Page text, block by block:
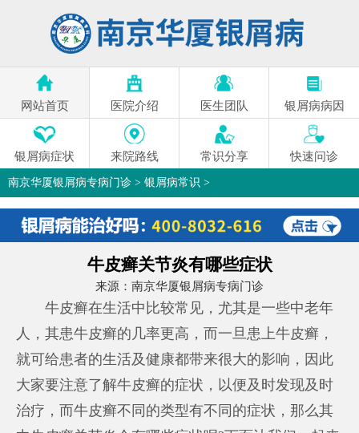
网站首页 医院介绍 医生团队 银屑病病因
银屑病症状 来院路线 常识分享 快速问诊
南京华厦银屑病专病门诊 > 银屑病常识 >
牛皮癣关节炎有哪些症状
来源： 南京华厦银屑病专病门诊
牛皮癣在生活中比较常见，尤其是一些中老年
人，其患牛皮癣的几率更高，而一旦患上牛皮癣，
就可给患者的生活及健康都带来很大的影响，因此
大家要注意了解牛皮癣的症状，以便及时发现及时
治疗，而牛皮癣不同的类型有不同的症状，那么其